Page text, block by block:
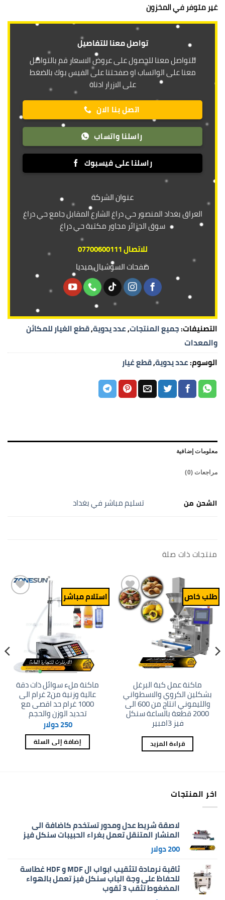
غير متوفر في المخزون
تواصل معنا للتفاصيل
للتواصل معنا للحصول على عروض الاسعار قم بالتواصل
معنا على الواتساب او صفحتنا على الفيس بوك بالضغط
على الازرار ادناة
اتصل بنا الان
راسلنا واتساب
راسلنا على فيسبوك
عنوان الشركة
العراق بغداد المنصور حي دراغ الشارع المقابل جامع حي دراغ
سوق الجزائر مجاور مكتبة حي دراغ
للاتصال 07700600111
صفحات السوشيال ميديا
التصنيفات:جميع المنتجات,عدد يدوية,قطع الغيار للمكائن
والمعدات
الوسوم:عدد يدوية,قطع غيار
معلومات إضافية
مراجعات (0)
الشحن من تسليم مباشر في بغداد
منتجات ذات صلة
طلب خاص
Add to
ماكنة عمل كبة البرغل
بشكلين الكروي والاسطواني
والليموني انتاج من 600 الى
2000 قطعة بالساعة سنكل
فيز 3امبير
قراءة المزيد
استلام مباشر
ماكنة ملء سوائل ذات دقة
عالية وزنية من2 غرام الى
1000 غرام حد اقصى مع
تحديد الوزن والحجم
250دولار
إضافة إلى السلة
اخر المنتجات
لاصقة شريط عدل ومدور تستخدم كاضافة الى
المنشار المتنقل تعمل بغراء الحبيبات سنكل فيز
200دولار
ثاقبة نرمادة لتثقيب ابواب ال MDF و HDF غطاسة
للحفاظ على وجة الباب سنكل فيز تعمل بالهواء
المضغوط تثقب 3 ثقوب